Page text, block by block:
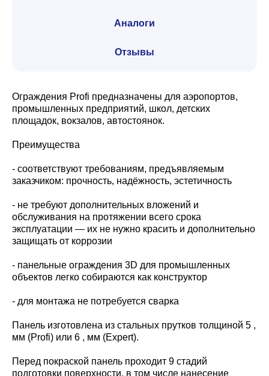
Другие товары
Аналоги
Отзывы
Ограждения Profi предназначены для аэропортов,
промышленных предприятий, школ, детских
площадок, вокзалов, автостоянок.
Преимущества
- соответствуют требованиям, предъявляемым
заказчиком: прочность, надёжность, эстетичность
- не требуют дополнительных вложений и
обслуживания на протяжении всего срока
эксплуатации — их не нужно красить и дополнительно
защищать от коррозии
- панельные ограждения 3D для промышленных
объектов легко собираются как конструктор
- для монтажа не потребуется сварка
Панель изготовлена из стальных прутков толщиной 5 ,
мм (Profi) или 6 , мм (Expert).
Перед покраской панель проходит 9 стадий
подготовки поверхности, в том числе нанесение